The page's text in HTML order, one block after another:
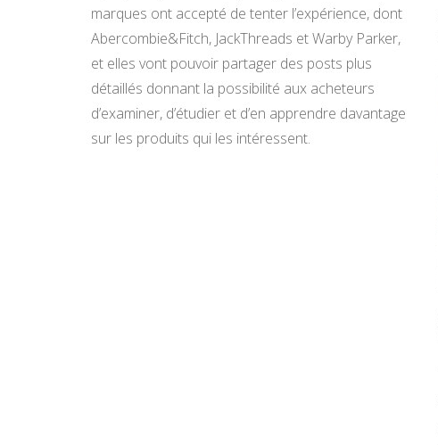
marques ont accepté de tenter l’expérience, dont
Abercombie&Fitch, JackThreads et Warby Parker,
et elles vont pouvoir partager des posts plus
détaillés donnant la possibilité aux acheteurs
d’examiner, d’étudier et d’en apprendre davantage
sur les produits qui les intéressent.